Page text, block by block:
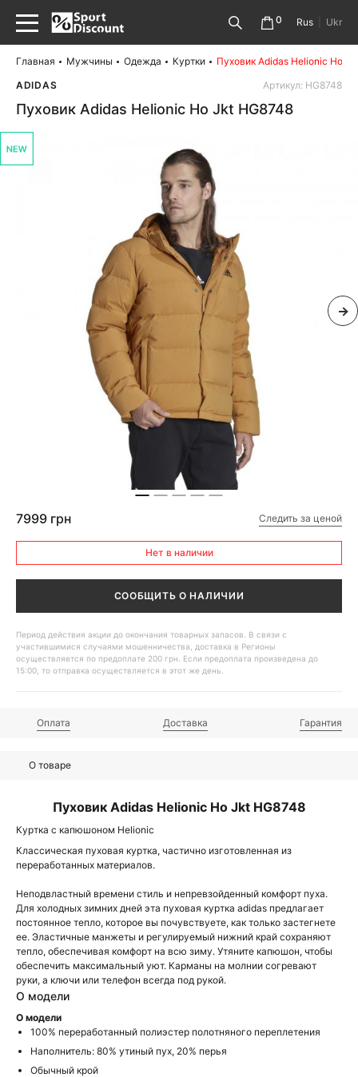
0 Rus Ukr
Главная Мужчины Одежда Куртки
Пуховик Adidas Helionic Ho
ADIDAS
Артикул: HG8748
Пуховик Adidas Helionic Ho Jkt HG8748
7999 грн Следить за ценой
Нет в наличии
СООБЩИТЬ О НАЛИЧИИ
Период действия акции до окончания товарных запасов. В связи с
участившимися случаями мошенничества, доставка в Регионы
осуществляется по предоплате 200 грн. Если предоплата произведена до
15:00, то отправка осуществляется в этот же день.
Оплата Доставка Гарантия
О товаре
Пуховик Adidas Helionic Ho Jkt HG8748
Куртка с капюшоном Helionic
Классическая пуховая куртка, частично изготовленная из
переработанных материалов.
Неподвластный времени стиль и непревзойденный комфорт пуха.
Для холодных зимних дней эта пуховая куртка adidas предлагает
постоянное тепло, которое вы почувствуете, как только застегнете
ее. Эластичные манжеты и регулируемый нижний край сохраняют
тепло, обеспечивая комфорт на всю зиму. Утяните капюшон, чтобы
обеспечить максимальный уют. Карманы на молнии согревают
руки, а ключи или телефон всегда под рукой.
О модели
О модели
100% переработанный полиэстер полотняного переплетения
Наполнитель: 80% утиный пух, 20% перья
Обычный крой